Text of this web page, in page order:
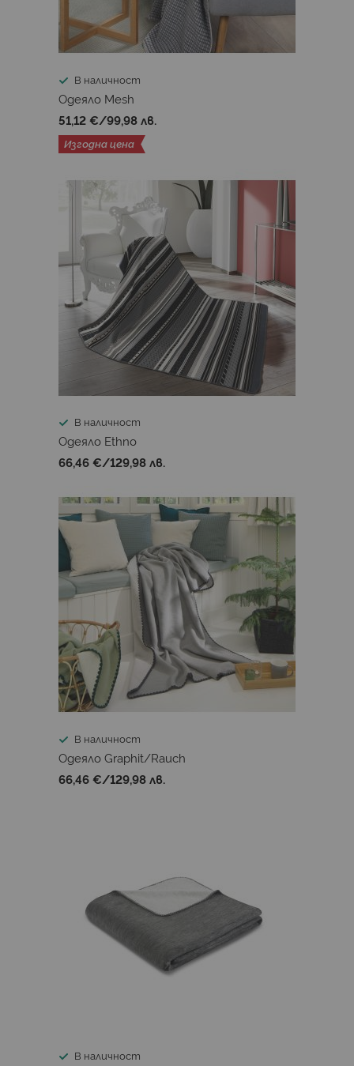
В наличност
Одеяло Mesh
51,12 €/99,98 лв.
Изгодна цена
В наличност
Одеяло Ethno
66,46 €/129,98 лв.
В наличност
Одеяло Graphit/Rauch
66,46 €/129,98 лв.
В наличност